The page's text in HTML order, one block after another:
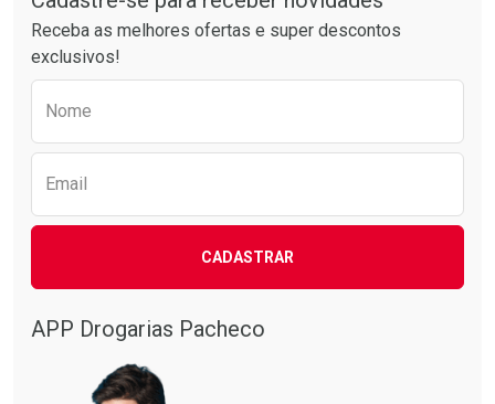
Comprar sem Desconto
Comprar sem Desconto
Comprar sem Desconto
Comprar sem Desconto
Receba as melhores ofertas e super descontos
exclusivos!
Nome
Email
CADASTRAR
APP Drogarias Pacheco